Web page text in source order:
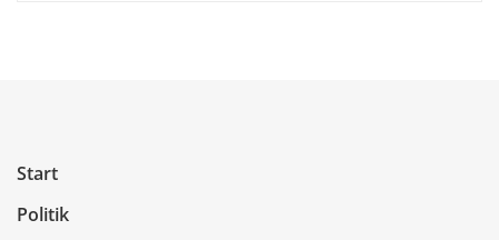
Start
Politik